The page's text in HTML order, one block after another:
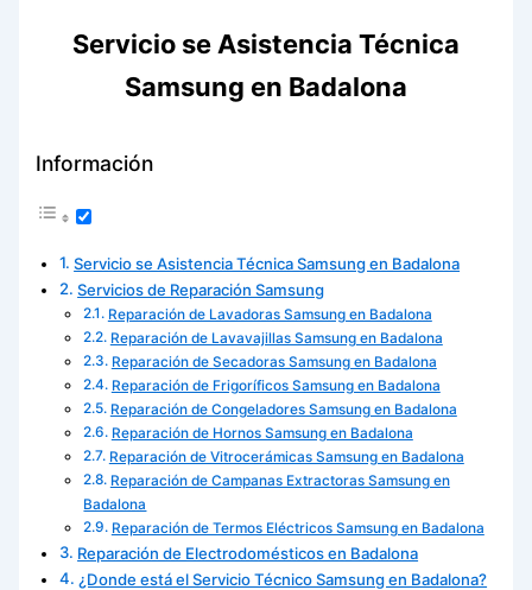
Servicio se Asistencia Técnica
Samsung en Badalona
Información
Servicio se Asistencia Técnica Samsung en Badalona
Servicios de Reparación Samsung
Reparación de Lavadoras Samsung en Badalona
Reparación de Lavavajillas Samsung en Badalona
Reparación de Secadoras Samsung en Badalona
Reparación de Frigoríficos Samsung en Badalona
Reparación de Congeladores Samsung en Badalona
Reparación de Hornos Samsung en Badalona
Reparación de Vitrocerámicas Samsung en Badalona
Reparación de Campanas Extractoras Samsung en
Badalona
Reparación de Termos Eléctricos Samsung en Badalona
Reparación de Electrodomésticos en Badalona
¿Donde está el Servicio Técnico Samsung en Badalona?